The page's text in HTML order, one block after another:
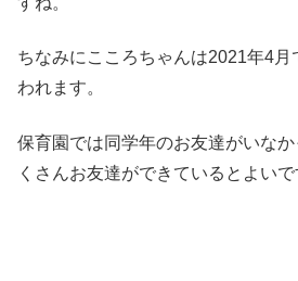
ちなみにこころちゃんは2021年4月
われます。
保育園では同学年のお友達がいな
くさんお友達ができているとよいで